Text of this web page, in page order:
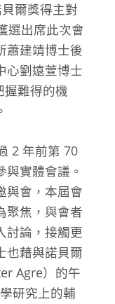
爾獎得主對
選出席此次會
蕭建靖博士後
心劉遠萱博士
握難得的機
2 年前第 70
實體會議。
與會，本屆會
聚焦，與會者
討論，接觸更
也藉與諾貝爾
Agre）的午
研究上的輔